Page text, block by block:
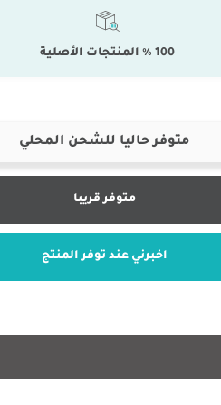
100 % المنتجات الأصلية
متوفر حاليا للشحن المحلي
متوفر قريبا
اخبرني عند توفر المنتج